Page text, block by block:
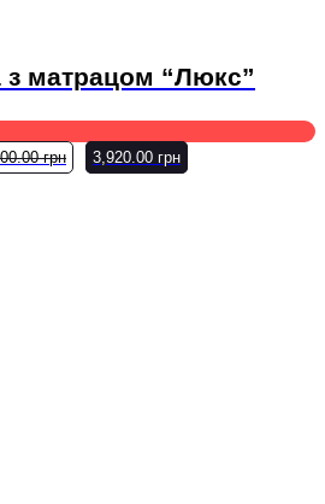
з матрацом “Люкс”
грн 3,920.00 грн